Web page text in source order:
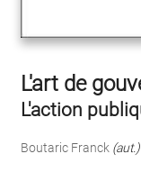
L'art de
L'action
Boutaric Franck (aut.)